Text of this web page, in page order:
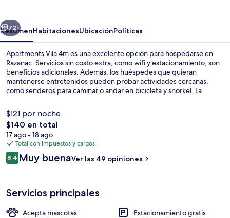
Siguiente
72+
ResumenHabitacionesUbicaciónPolíticas
Apartments Vila 4m es una excelente opción para hospedarse en
Razanac. Servicios sin costo extra, como wifi y estacionamiento, son
beneficios adicionales. Además, los huéspedes que quieran
mantenerse entretenidos pueden probar actividades cercanas,
como senderos para caminar o andar en bicicleta y snorkel. La
$121 por noche
El
precio
total
es
de
$140 en total
17 ago - 18 ago
Total con impuestos y cargos
Opiniones
8.48.4 de 10,
Muy buenaVer las 49 opiniones
Servicios principales
Acepta mascotas
Estacionamiento gratis